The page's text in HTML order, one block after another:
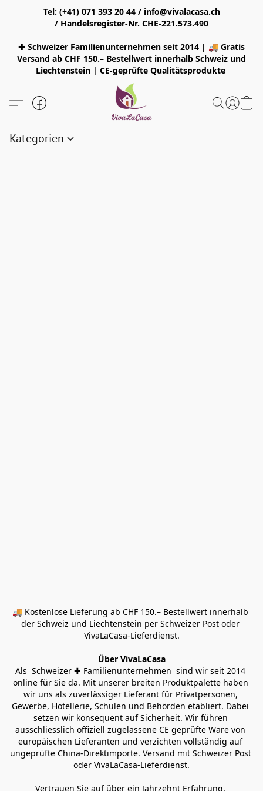
Tel: (+41) 071 393 20 44 / info@vivalacasa.ch
/ Handelsregister-Nr. CHE-221.573.490
✚ Schweizer Familienunternehmen seit 2014 | 🚚 Gratis
Versand ab CHF 150.– Bestellwert innerhalb Schweiz und
Liechtenstein | CE-geprüfte Qualitätsprodukte
Kategorien
🚚 Kostenlose Lieferung ab CHF 150.– Bestellwert innerhalb
der Schweiz und Liechtenstein per Schweizer Post oder
VivaLaCasa-Lieferdienst.
Über VivaLaCasa
Als  Schweizer ✚ Familienunternehmen  sind wir seit 2014
online für Sie da. Mit unserer breiten Produktpalette haben
wir uns als zuverlässiger Lieferant für Privatpersonen,
Gewerbe, Hotellerie, Schulen und Behörden etabliert. Dabei
setzen wir konsequent auf Sicherheit. Wir führen
ausschliesslich offiziell zugelassene CE geprüfte Ware von
europäischen Lieferanten und verzichten vollständig auf
ungeprüfte China-Direktimporte. Versand mit Schweizer Post
oder VivaLaCasa-Lieferdienst.
Vertrauen Sie auf über ein Jahrzehnt Erfahrung,